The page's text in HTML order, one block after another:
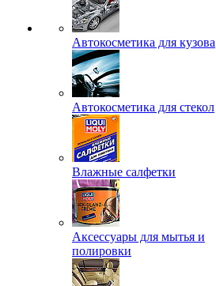
Автокосметика для кузова
Автокосметика для стекол
Влажные салфетки
Аксессуары для мытья и
полировки